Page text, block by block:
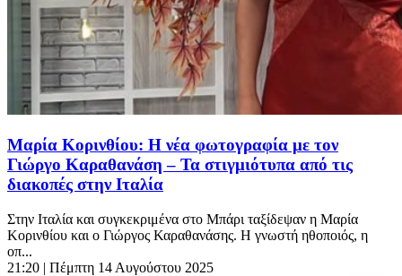
Μαρία Κορινθίου: Η νέα φωτογραφία με τον
Γιώργο Καραθανάση – Τα στιγμιότυπα από τις
διακοπές στην Ιταλία
Στην Ιταλία και συγκεκριμένα στο Μπάρι ταξίδεψαν η Μαρία
Κορινθίου και ο Γιώργος Καραθανάσης. Η γνωστή ηθοποιός, η
οπ...
21:20 | Πέμπτη 14 Αυγούστου 2025